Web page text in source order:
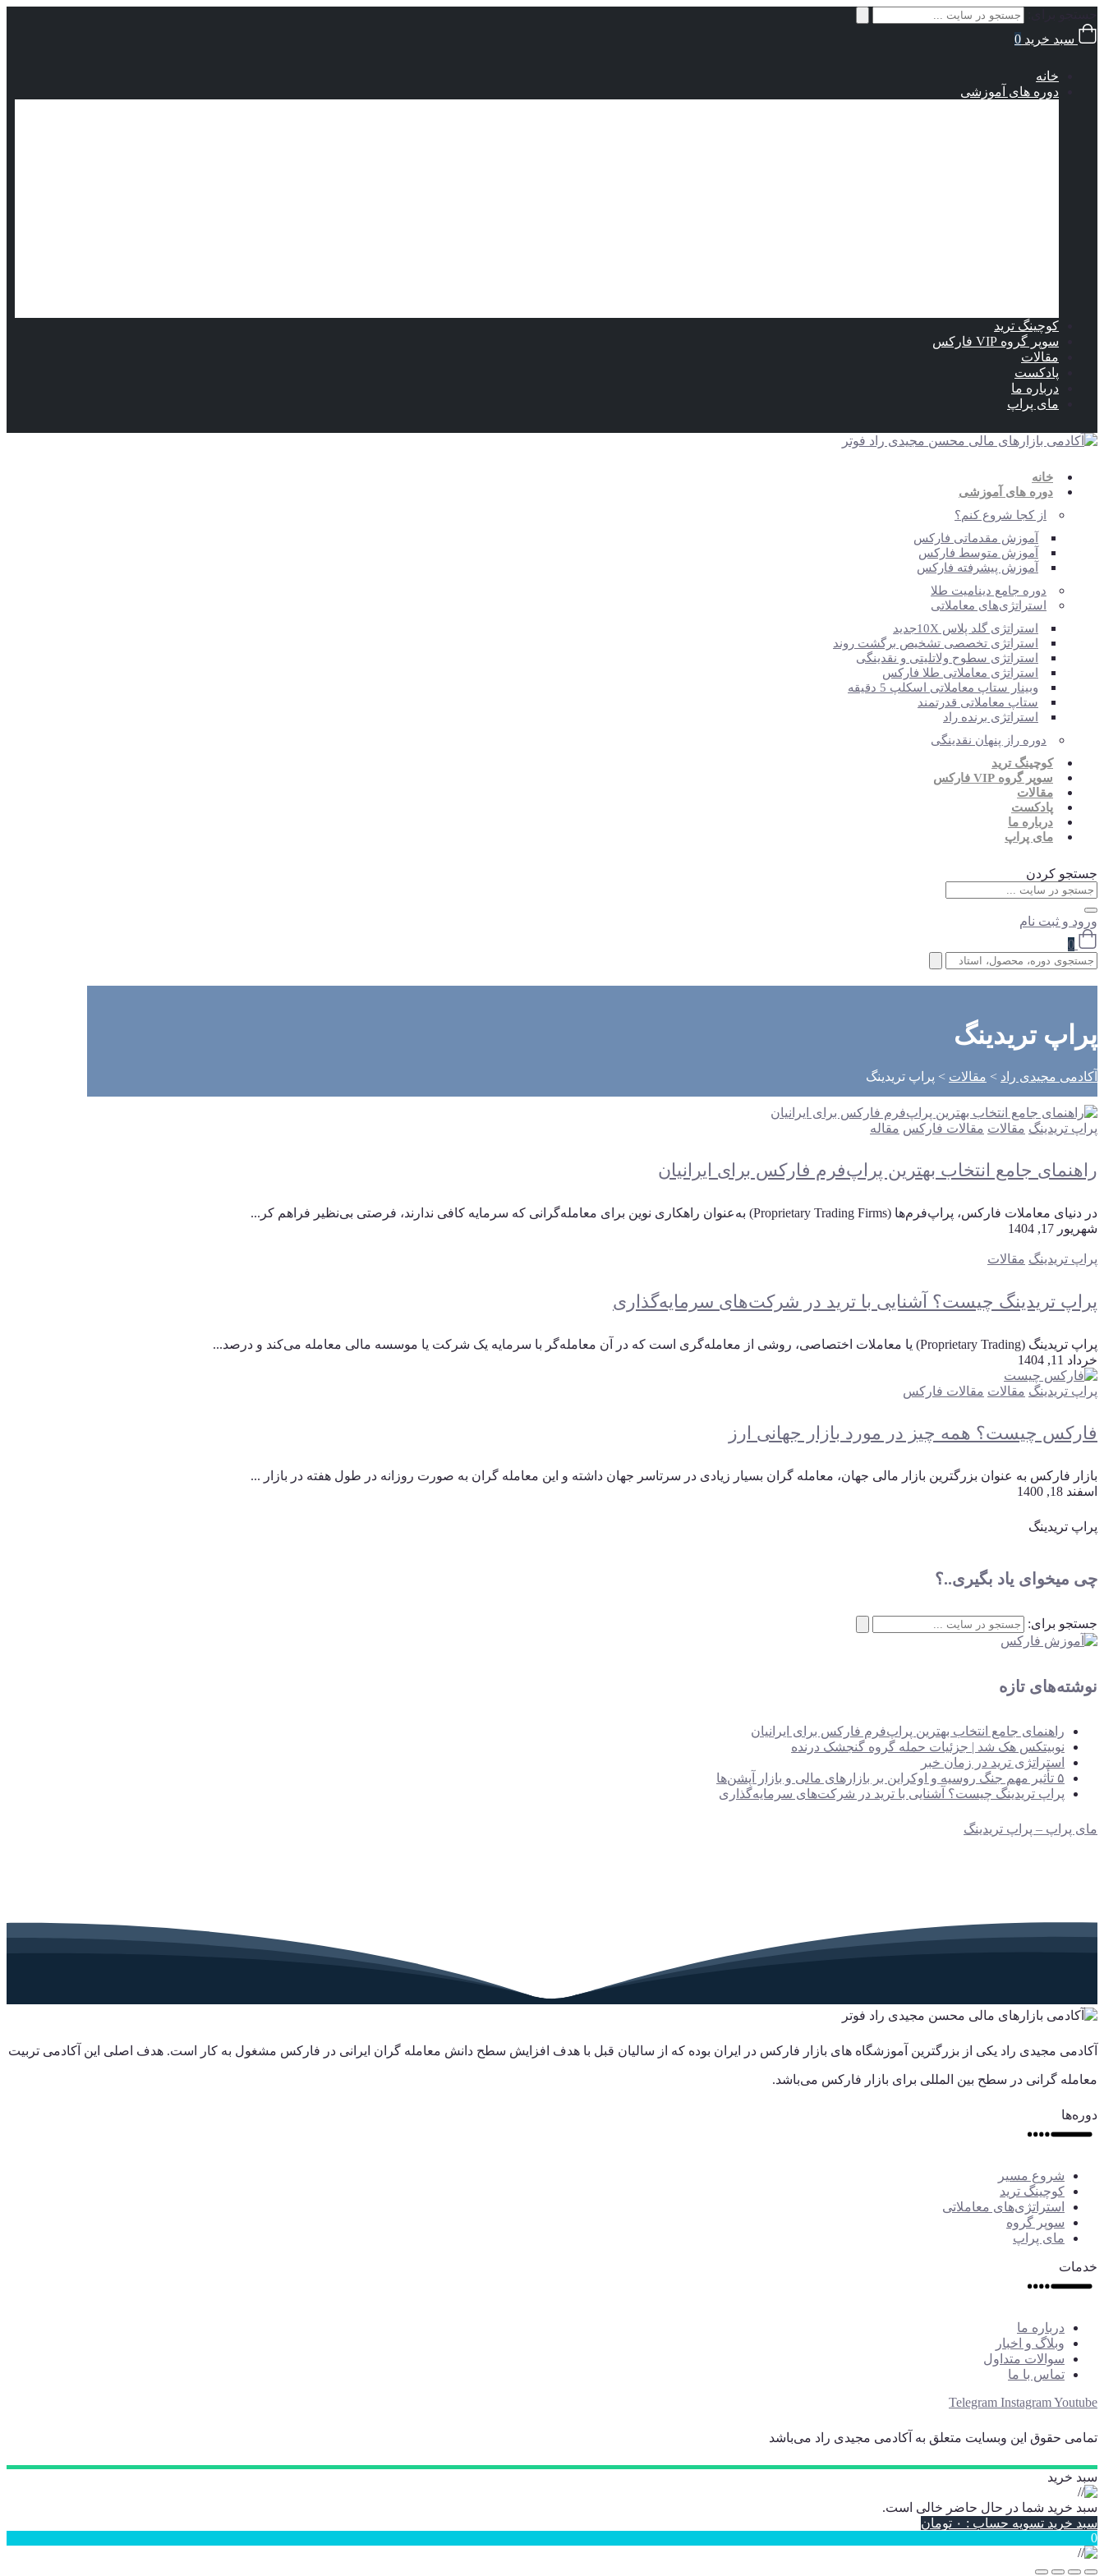
سبد خرید 0
خانه
دوره های آموزشی
کوچینگ ترید
سوپر گروه VIP فارکس
مقالات
پادکست
درباره ما
مای پراپ
خانه
دوره های آموزشی
از کجا شروع کنم؟
آموزش مقدماتی فارکس
آموزش متوسط فارکس
آموزش پیشرفته فارکس
دوره جامع دینامیت طلا
استراتژی‌‎های معاملاتی
استراتژی گلد پلاس 10X
جدید
استراتژی تخصصی تشخیص برگشت روند
استراتژی سطوح ولاتلیتی و نقدینگی
استراتژی معاملاتی طلا فارکس
وبینار ستاپ معاملاتی اسکلپ 5 دقیقه
ستاپ معاملاتی قدرتمند
استراتژی برنده راد
دوره راز پنهان نقدینگی
کوچینگ ترید
سوپر گروه VIP فارکس
مقالات
پادکست
درباره ما
مای پراپ
جستجو کردن
ورود و ثبت نام
0
پراپ تریدینگ
آکادمی مجیدی راد > مقالات > پراپ تریدینگ
پراپ تریدینگ مقالات مقالات فارکس مقاله
راهنمای جامع انتخاب بهترین پراپ‌فرم فارکس برای ایرانیان
در دنیای معاملات فارکس، پراپ‌فرم‌ها (Proprietary Trading Firms) به‌عنوان راهکاری نوین برای معامله‌گرانی که سرمایه کافی ندارند، فرصتی بی‌نظیر فراهم کر...
شهریور 17, 1404
پراپ تریدینگ مقالات
پراپ تریدینگ چیست؟ آشنایی با ترید در شرکت‌های سرمایه‌گذاری
پراپ تریدینگ (Proprietary Trading) یا معاملات اختصاصی، روشی از معامله‌گری است که در آن معامله‌گر با سرمایه یک شرکت یا موسسه مالی معامله می‌کند و درصد...
خرداد 11, 1404
پراپ تریدینگ مقالات مقالات فارکس
فارکس چیست؟ همه چیز در مورد بازار جهانی ارز
بازار فارکس به عنوان بزرگترین بازار مالی جهان، معامله گران بسیار زیادی در سرتاسر جهان داشته و این معامله گران به صورت روزانه در طول هفته در بازار ...
اسفند 18, 1400
پراپ تریدینگ
چی میخوای یاد بگیری..؟
جستجو برای:
نوشته‌های تازه
راهنمای جامع انتخاب بهترین پراپ‌فرم فارکس برای ایرانیان
نوبیتکس هک شد | جزئیات حمله گروه گنجشک درنده
استراتژی ترید در زمان خبر
۵ تأثیر مهم جنگ روسیه و اوکراین بر بازارهای مالی و بازار آپشن‌ها
پراپ تریدینگ چیست؟ آشنایی با ترید در شرکت‌های سرمایه‌گذاری
مای پراپ – پراپ تریدینگ
آکادمی مجیدی راد یکی از بزرگترین آموزشگاه های بازار فارکس در ایران بوده که از سالیان قبل با هدف افزایش سطح دانش معامله گران ایرانی در فارکس مشغول به کار است. هدف اصلی این آکادمی تربیت
معامله گرانی در سطح بین المللی برای بازار فارکس می‌باشد.
دوره‌ها
شروع مسیر
کوچینگ ترید
استراتژی‌های معاملاتی
سوپر گروه
مای پراپ
خدمات
درباره ما
وبلاگ و اخبار
سوالات متداول
تماس با ما
Telegram InstagramYoutube
تمامی حقوق این وبسایت متعلق به آکادمی مجیدی راد می‌باشد
سبد خرید
سبد خرید شما در حال حاضر خالی است.
سبد خرید تسویه حساب : ۰ تومان
0